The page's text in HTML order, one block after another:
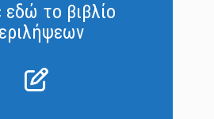
εδώ το βιβλίο